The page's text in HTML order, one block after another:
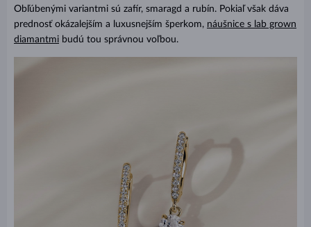
Obľúbenými variantmi sú zafír, smaragd a rubín. Pokiaľ však dáva
prednosť okázalejším a luxusnejším šperkom, náušnice s lab grown
diamantmi budú tou správnou voľbou.